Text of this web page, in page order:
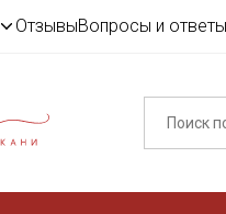
ОтзывыВопросы и ответы